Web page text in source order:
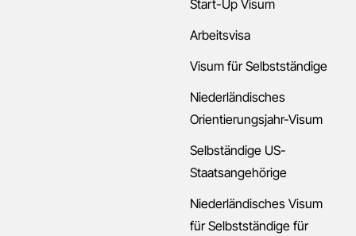
Start-Up Visum
Arbeitsvisa
Visum für Selbstständige
Niederländisches
Orientierungsjahr-Visum
Selbständige US-
Staatsangehörige
Niederländisches Visum
für Selbstständige für